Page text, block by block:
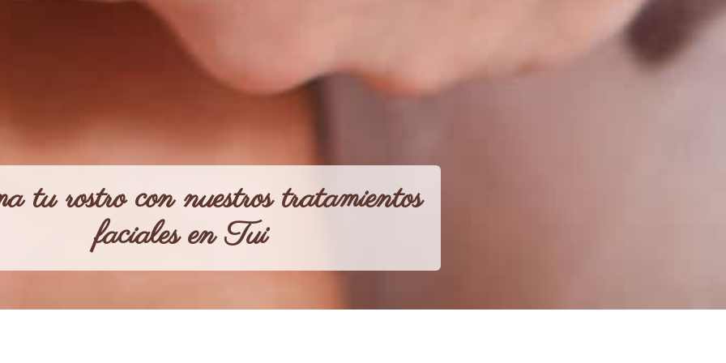
tu rostro con nuestros tratamientos
faciales en Tui